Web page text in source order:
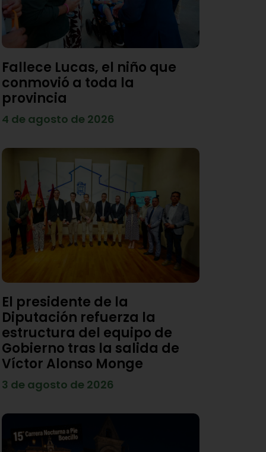
Fallece Lucas, el niño que
conmovió a toda la
provincia
4 de agosto de 2026
El presidente de la
Diputación refuerza la
estructura del equipo de
Gobierno tras la salida de
Víctor Alonso Monge
3 de agosto de 2026